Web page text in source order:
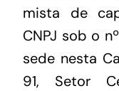
mista de
CNPJ sob o
sede nesta
91, Setor